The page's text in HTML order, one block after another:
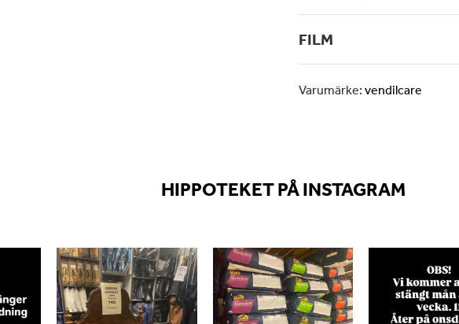
FILM
Varumärke: vendilcare
HIPPOTEKET PÅ INSTAGRAM